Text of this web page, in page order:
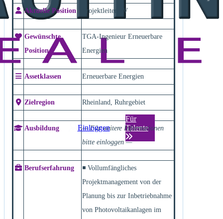
Einloggen
Für
Talente
Aktuelle Position Projektleiter PV
Gewünschte
Position
TGA-Ingenieur Erneuerbare
Energien
Assetklassen Erneuerbare Energien
Zielregion Rheinland, Ruhrgebiet
Ausbildung
— Für weitere Informationen
bitte einloggen —
Berufserfahrung
◾ Vollumfängliches
Projektmanagement von der
Planung bis zur Inbetriebnahme
von Photovoltaikanlagen im